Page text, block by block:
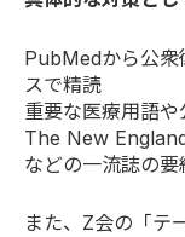
PubMedから公衆
スで精読
重要な医療用語
The New
などの一流誌の
また、Z会の「テ